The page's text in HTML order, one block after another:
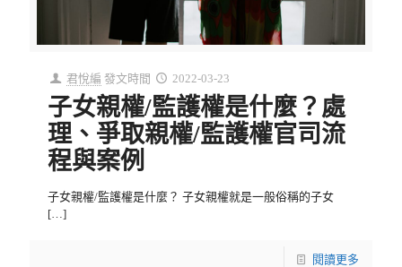
君悅編 發文時間 2022-03-23
子女親權/監護權是什麼？處
理、爭取親權/監護權官司流
程與案例
子女親權/監護權是什麼？ 子女親權就是一般俗稱的子女
[…]
閱讀更多